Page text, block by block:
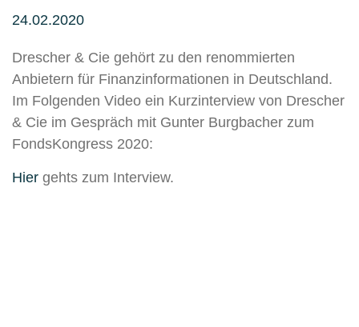
24.02.2020
Drescher & Cie gehört zu den renommierten
Anbietern für Finanzinformationen in Deutschland.
Im Folgenden Video ein Kurzinterview von Drescher
& Cie im Gespräch mit Gunter Burgbacher zum
FondsKongress 2020:
Hier gehts zum Interview.